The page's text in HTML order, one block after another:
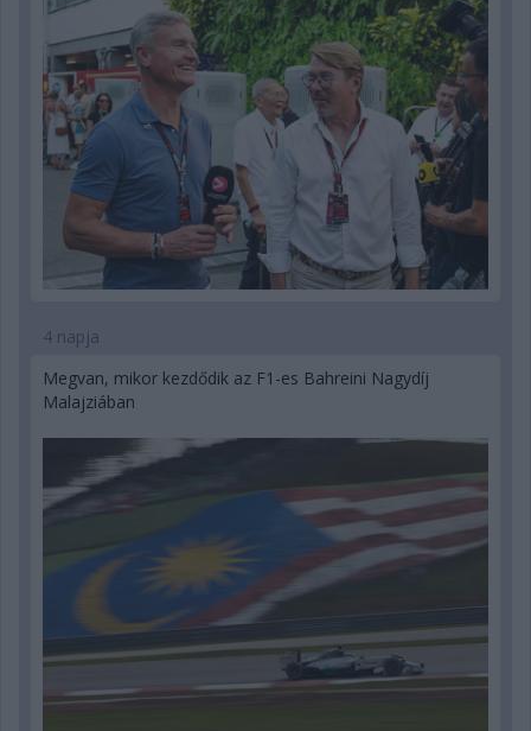
4 napja
Megvan, mikor kezdődik az F1-es Bahreini Nagydíj
Malajziában